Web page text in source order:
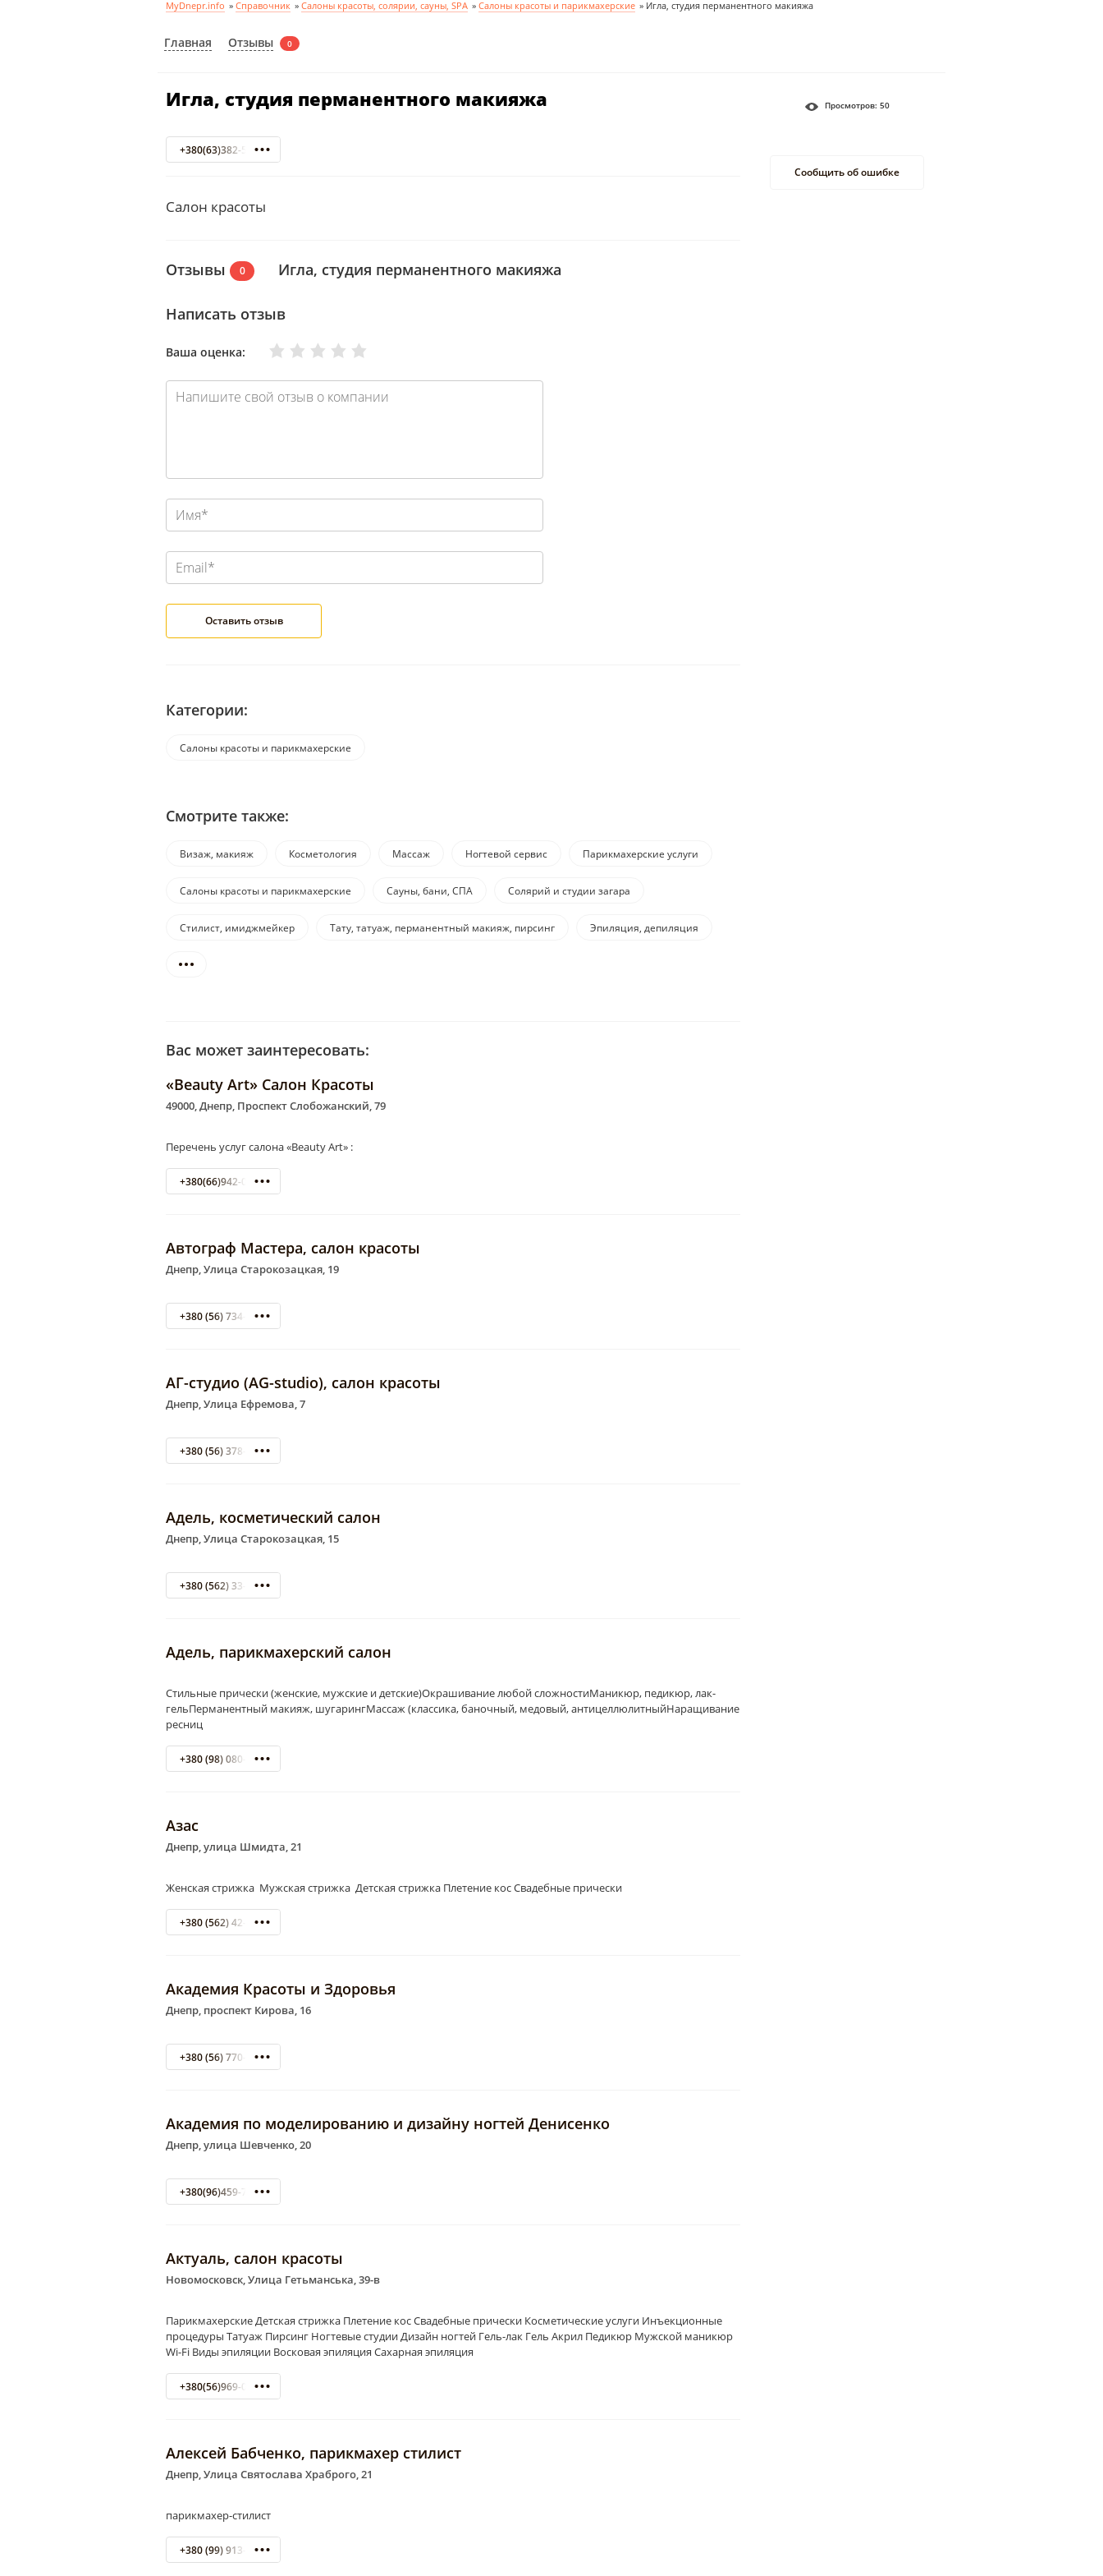
MyDnepr.info » Справочник » Салоны красоты, солярии, сауны, SPA » Салоны красоты и парикмахерские » Игла, студия перманентного макияжа
Главная Отзывы 0
Игла, студия перманентного макияжа
+380(63)382-58-78
Салон красоты
Отзывы 0 Игла, студия перманентного макияжа
Написать отзыв
Ваша оценка: Отлично
Хорошо
Нормально
Плохо
Очень плохо
Категории:
Салоны красоты и парикмахерские
Смотрите также:
Визаж, макияж Косметология Массаж Ногтевой сервис Парикмахерские услуги
Салоны красоты и парикмахерские Сауны, бани, СПА Солярий и студии загара
Стилист, имиджмейкер Тату, татуаж, перманентный макияж, пирсинг Эпиляция, депиляция
Вас может заинтересовать:
«Beauty Art» Салон Красоты
49000, Днепр, Проспект Слобожанский, 79
Перечень услуг салона «Beauty Art» :
+380(66)942-05-02
Автограф Мастера, салон красоты
Днепр, Улица Старокозацкая, 19
+380 (56) 734-51-37
АГ-студио (AG-studio), салон красоты
Днепр, Улица Ефремова, 7
+380 (56) 378-00-80
Адель, косметический салон
Днепр, Улица Старокозацкая, 15
+380 (562) 33-33-49
Адель, парикмахерский салон
Стильные прически (женские, мужские и детские)Окрашивание любой сложностиМаникюр, педикюр, лак-
гельПерманентный макияж, шугарингМассаж (классика, баночный, медовый, антицеллюлитныйНаращивание
ресниц
+380 (98) 080-85-00
Азас
Днепр, улица Шмидта, 21
Женская стрижка Мужская стрижка Детская стрижка Плетение кос Свадебные прически
+380 (562) 42-59-06
Академия Красоты и Здоровья
Днепр, проспект Кирова, 16
+380 (56) 770-31-95
Академия по моделированию и дизайну ногтей Денисенко
Днепр, улица Шевченко, 20
+380(96)459-77-69
Актуаль, салон красоты
Новомосковск, Улица Гетьманська, 39-в
Парикмахерские Детская стрижка Плетение кос Свадебные прически Косметические услуги Инъекционные
процедуры Татуаж Пирсинг Ногтевые студии Дизайн ногтей Гель-лак Гель Акрил Педикюр Мужской маникюр
Wi-Fi Виды эпиляции Восковая эпиляция Сахарная эпиляция
+380(56)969-04-88
Алексей Бабченко, парикмахер стилист
Днепр, Улица Святослава Храброго, 21
парикмахер-стилист
+380 (99) 913-65-30
Просмотров: 50
Сообщить об ошибке